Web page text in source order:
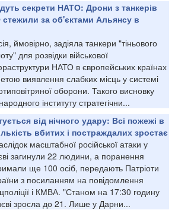
секрети НАТО: Дрони з танкерів
за об'єктами Альянсу в
ймовірно, задіяла танкери "тіньового
для розвідки військової
НАТО в європейських країнах
виявлення слабких місць у системі
оборони. Такого висновку
інституту стратегічни...
від нічного удару: Всі пожежі в
вбитих і постраждалих зростає
масштабної російської атаки у
загинули 22 людини, а поранення
ще 100 осіб, передають Патріоти
з посиланням на повідомлення
і КМВА. "Станом на 17:30 годину
зросла до 21. Лише у Дарни...